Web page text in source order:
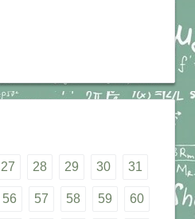
27 28 29 30 31
56 57 58 59 60